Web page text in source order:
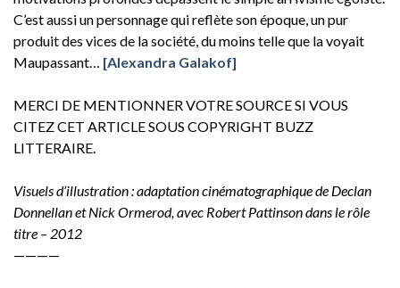
C’est aussi un personnage qui reflète son époque, un pur
produit des vices de la société, du moins telle que la voyait
Maupassant… [Alexandra Galakof]
MERCI DE MENTIONNER VOTRE SOURCE SI VOUS
CITEZ CET ARTICLE SOUS COPYRIGHT BUZZ
LITTERAIRE.
Visuels d’illustration : adaptation cinématographique de Declan
Donnellan et Nick Ormerod, avec Robert Pattinson dans le rôle
titre – 2012
————